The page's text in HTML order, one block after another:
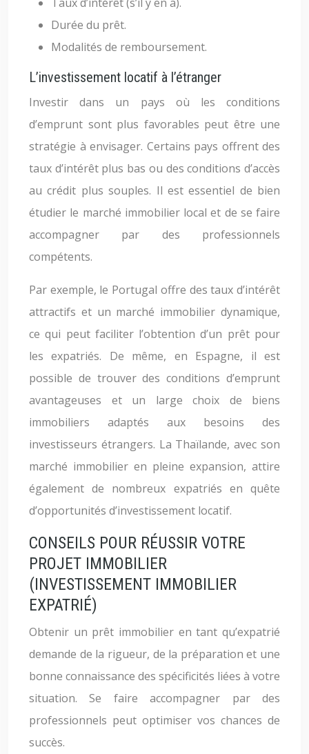
Durée du prêt.
Modalités de remboursement.
L’investissement locatif à l’étranger
Investir dans un pays où les conditions
d’emprunt sont plus favorables peut être une
stratégie à envisager. Certains pays offrent des
taux d’intérêt plus bas ou des conditions d’accès
au crédit plus souples. Il est essentiel de bien
étudier le marché immobilier local et de se faire
accompagner par des professionnels
compétents.
Par exemple, le Portugal offre des taux d’intérêt
attractifs et un marché immobilier dynamique,
ce qui peut faciliter l’obtention d’un prêt pour
les expatriés. De même, en Espagne, il est
possible de trouver des conditions d’emprunt
avantageuses et un large choix de biens
immobiliers adaptés aux besoins des
investisseurs étrangers. La Thaïlande, avec son
marché immobilier en pleine expansion, attire
également de nombreux expatriés en quête
d’opportunités d’investissement locatif.
CONSEILS POUR RÉUSSIR VOTRE
PROJET IMMOBILIER
(INVESTISSEMENT IMMOBILIER
EXPATRIÉ)
Obtenir un prêt immobilier en tant qu’expatrié
demande de la rigueur, de la préparation et une
bonne connaissance des spécificités liées à votre
situation. Se faire accompagner par des
professionnels peut optimiser vos chances de
succès.